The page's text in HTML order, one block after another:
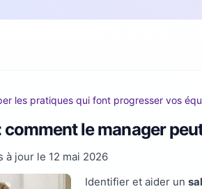
les pratiques qui font progresser vos
comment le manager
à jour le 12 mai 2026
Identifier et aider un